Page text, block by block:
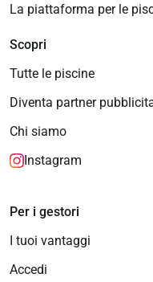
La piattaforma per le
Scopri
Tutte le piscine
Diventa partner
Chi siamo
Instagram
Per i gestori
I tuoi vantaggi
Accedi